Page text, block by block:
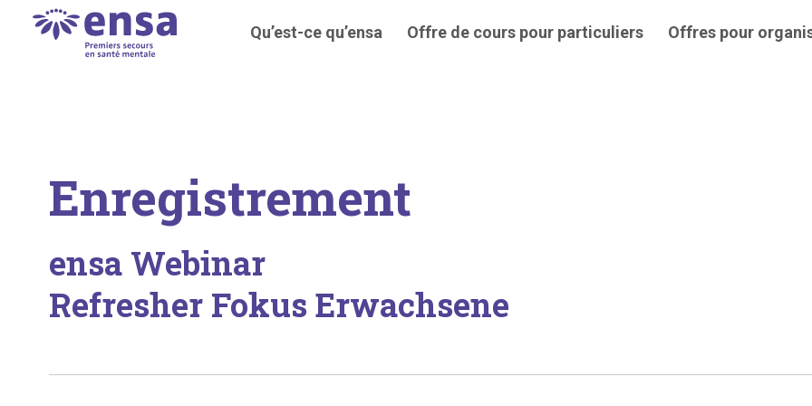
Qu’est-ce qu’ensa Offre de cours pour particuliers Offres pour
Enregistrement
ensa Webinar
Refresher Fokus Erwachsene